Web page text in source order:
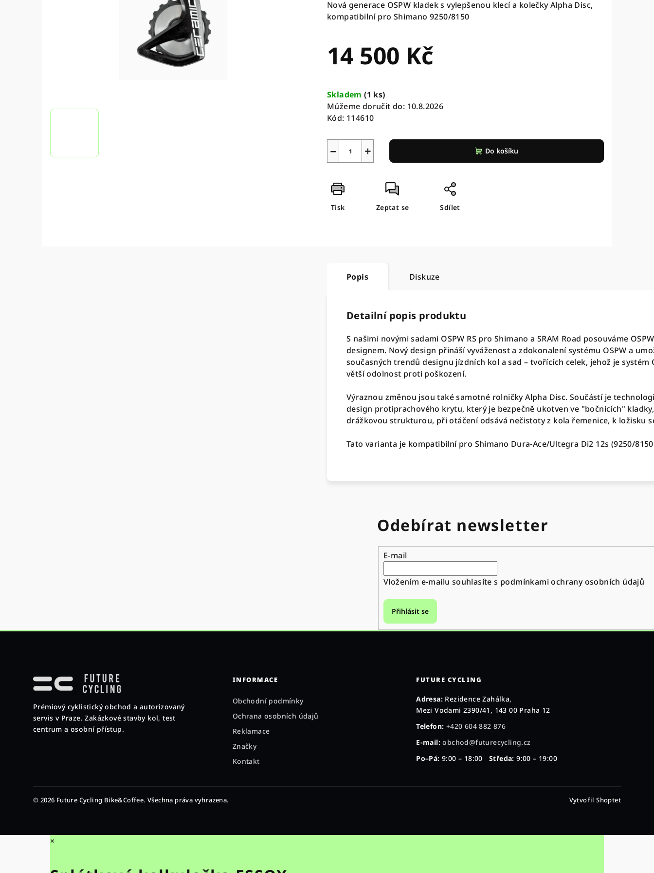
Nová generace OSPW kladek s vylepšenou klecí a kolečky Alpha Disc,
kompatibilní pro Shimano 9250/8150
14 500 Kč
cena:
Skladem(1 ks)
Můžeme doručit do: 10.8.2026
Kód: 114610
+
− Do košíku
Tisk Zeptat se Sdílet
Popis Diskuze
Detailní popis produktu
S našimi novými sadami OSPW RS pro Shimano a SRAM Road posouváme
designem. Nový design přináší vyváženost a zdokonalení systému OSPW a
současných trendů designu jízdních kol a sad – tvořících celek, jehož je systém
větší odolnost proti poškození.
Výraznou změnou jsou také samotné rolničky Alpha Disc. Součástí je
design protiprachového krytu, který je bezpečně ukotven ve "bočnicích"
drážkovou strukturou, při otáčení odsává nečistoty z kola řemenice, k ložisku
Tato varianta je kompatibilní pro Shimano Dura-Ace/Ultegra Di2 12s (9250/
Odebírat newsletter
E-mail
Vložením e-mailu souhlasíte s podmínkami ochrany osobních údajů
Přihlásit se
Prémiový cyklistický obchod a autorizovaný
servis v Praze. Zakázkové stavby kol, test
centrum a osobní přístup.
INFORMACE
Obchodní podmínky
Ochrana osobních údajů
Reklamace
Značky
Kontakt
FUTURE CYCLING
Adresa: Rezidence Zahálka,
Mezi Vodami 2390/41, 143 00 Praha 12
Telefon: +420 604 882 876
E-mail: obchod@futurecycling.cz
Po–Pá: 9:00 – 18:00Středa: 9:00 – 19:00
© 2026 Future Cycling Bike&Coffee. Všechna práva vyhrazena. Vytvořil Shoptet
×